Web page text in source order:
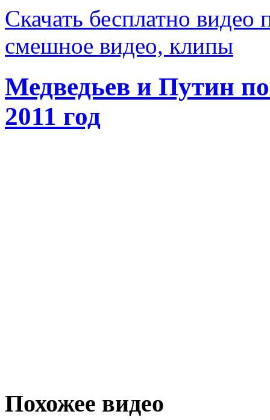
Скачать бесплатно
смешное видео, клипы
Медведьев и Путин
2011 год
Похожее видео